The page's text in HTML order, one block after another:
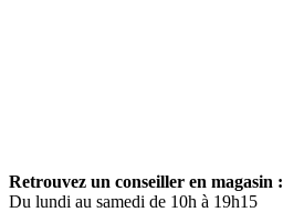
Retrouvez un conseiller en magasin :
Du lundi au samedi de 10h à 19h15